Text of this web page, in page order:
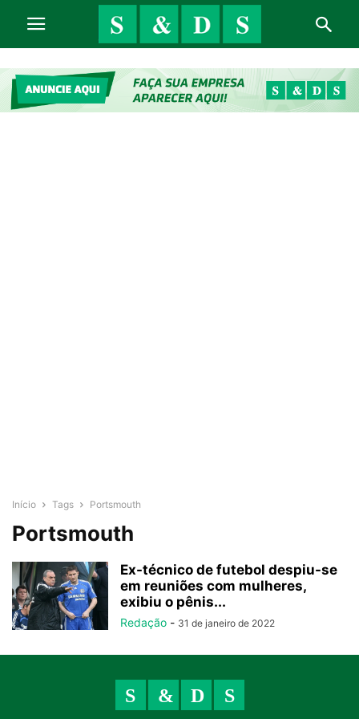
Início Tags Portsmouth
Portsmouth
Ex-técnico de futebol despiu-se
em reuniões com mulheres,
exibiu o pênis...
Redação - 31 de janeiro de 2022